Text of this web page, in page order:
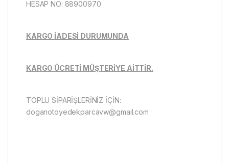
HESAP NO: 88900970
KARGO İADESİ DURUMUNDA
KARGO ÜCRETİ MÜŞTERİYE AİTTİR.
TOPLU SİPARİŞLERİNİZ İÇİN:
doganotoyedekparcavw@gmail.com